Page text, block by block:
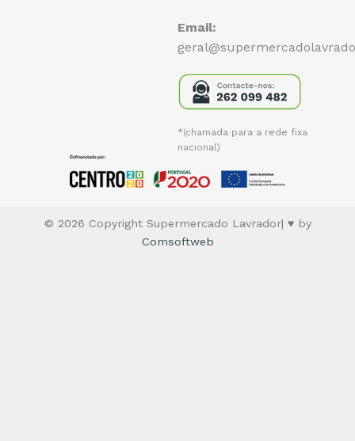
Email:
*(chamada para a rede fixa
nacional)
© 2026 Copyright Supermercado Lavrador| ♥ by
Comsoftweb